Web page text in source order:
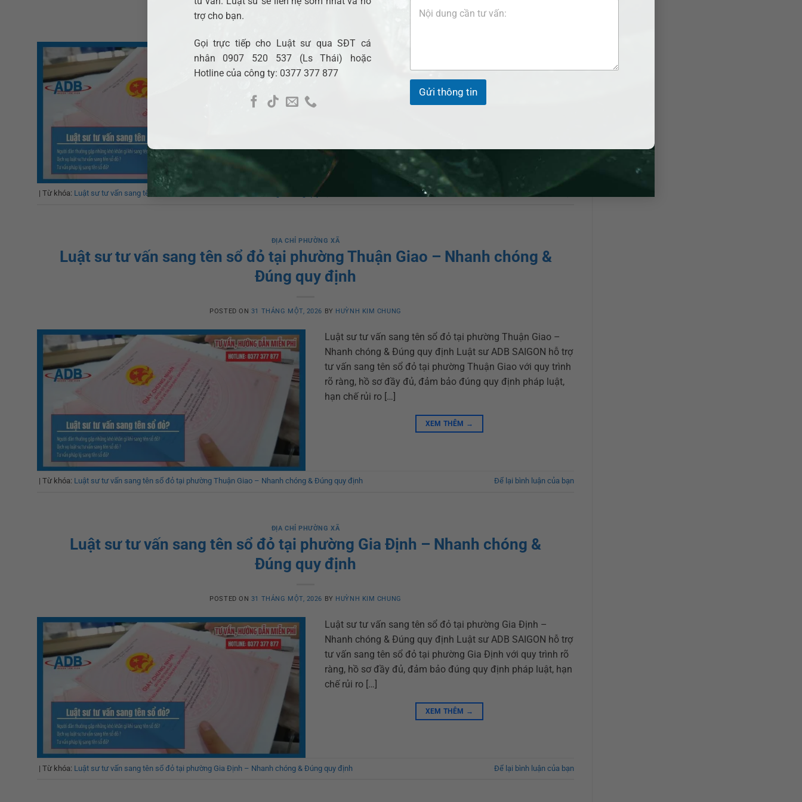
trợ cho bạn.
Gọi trực tiếp cho Luật sư qua SĐT cá
nhân 0907 520 537 (Ls Thái) hoặc
Hotline của công ty: 0377 377 877
Gửi thông tin
Luật sư tư vấn sang tên sổ đỏ tại xã Phú Giáo – Nhanh
chóng & Đúng quy định Luật sư ADB SAIGON hỗ trợ tư vấn
sang tên sổ đỏ tại xã Phú Giáo với quy trình rõ ràng, hồ sơ
đầy đủ, đảm bảo đúng quy định pháp luật, hạn chế rủi ro
| Từ khóa: Luật sư tư vấn sang tên sổ đỏ tại xã Phú Giáo – Nhanh chóng & Đúng quy định Để lại bình luận của bạn
ĐỊA CHỈ PHƯỜNG XÃ
Luật sư tư vấn sang tên sổ đỏ tại phường Thuận Giao – Nhanh chóng &
Đúng quy định
POSTED ON 31 THÁNG MỘT, 2026 BY HUỲNH KIM CHUNG
Luật sư tư vấn sang tên sổ đỏ tại phường Thuận Giao –
Nhanh chóng & Đúng quy định Luật sư ADB SAIGON hỗ trợ
tư vấn sang tên sổ đỏ tại phường Thuận Giao với quy trình
rõ ràng, hồ sơ đầy đủ, đảm bảo đúng quy định pháp luật,
hạn chế rủi ro […]
XEM THÊM →
| Từ khóa: Luật sư tư vấn sang tên sổ đỏ tại phường Thuận Giao – Nhanh chóng & Đúng quy định Để lại bình luận của bạn
ĐỊA CHỈ PHƯỜNG XÃ
Luật sư tư vấn sang tên sổ đỏ tại phường Gia Định – Nhanh chóng &
Đúng quy định
POSTED ON 31 THÁNG MỘT, 2026 BY HUỲNH KIM CHUNG
Luật sư tư vấn sang tên sổ đỏ tại phường Gia Định –
Nhanh chóng & Đúng quy định Luật sư ADB SAIGON hỗ trợ
tư vấn sang tên sổ đỏ tại phường Gia Định với quy trình rõ
ràng, hồ sơ đầy đủ, đảm bảo đúng quy định pháp luật, hạn
chế rủi ro […]
XEM THÊM →
| Từ khóa: Luật sư tư vấn sang tên sổ đỏ tại phường Gia Định – Nhanh chóng & Đúng quy định Để lại bình luận của bạn